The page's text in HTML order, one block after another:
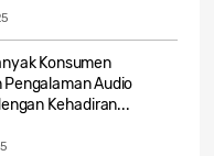
Konsumen
Pengalaman Audio
Kehadiran...